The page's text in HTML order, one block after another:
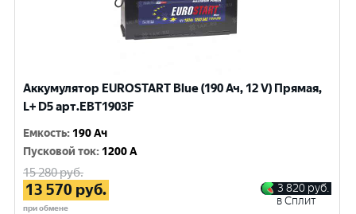
Аккумулятор EUROSTART Blue (190 Ач, 12 V) Прямая,
L+ D5 арт.EBT1903F
Емкость: 190 Ач
Пусковой ток: 1200 A
15 280руб.
13 570 руб.
при обмене
3 820 руб.
в Сплит